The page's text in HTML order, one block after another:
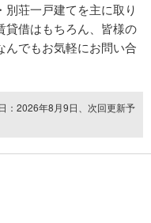
荘一戸建てを主に取り
貸借はもちろん、皆様の
んでもお気軽にお問い合
：2026年8月9日、次回更新予